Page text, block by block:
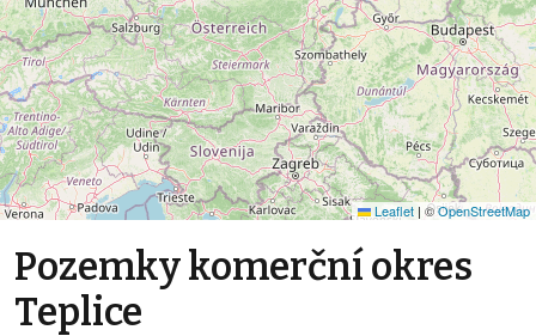
Leaflet | ©OpenStreetMap
Pozemky komerční okres
Teplice